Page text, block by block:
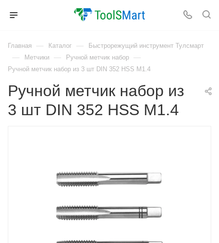
Главная — Каталог — Быстрорежущий инструмент Тулсмарт
— Метчики — Ручной метчик набор —
Ручной метчик набор из 3 шт DIN 352 HSS M1.4
Ручной метчик набор из
3 шт DIN 352 HSS M1.4